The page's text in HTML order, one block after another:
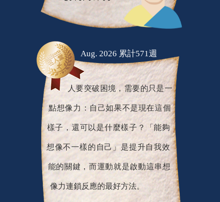
人要突破困境，需要的只是一
點想像力：自己如果不是現在這個
樣子，還可以是什麼樣子？「能夠
想像不一樣的自己」是提升自我效
能的關鍵，而運動就是啟動這串想
像力連鎖反應的最好方法。